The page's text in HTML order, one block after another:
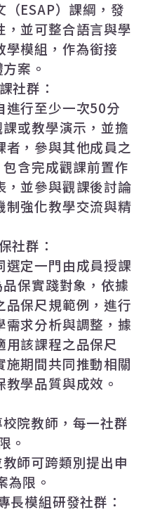
（ESAP）課綱，發
，並可整合語言與學
學模組，作為銜接
案。
社群：
進行至少一次50分
或教學演示，並擔
者，參與其他成員之
含完成觀課前置作
，並參與觀課後討論
制強化教學交流與精
社群：
選定一門由成員授課
保實踐對象，依據
品保尺規範例，進行
需求分析與調整，據
該課程之品保尺
施期間共同推動相關
學品質與成效。
院教師，每一社群
。
師可跨類別提出申
為限。
長模組研發社群：